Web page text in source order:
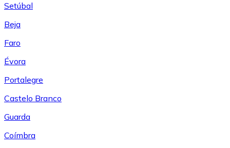
Setúbal
Beja
Faro
Évora
Portalegre
Castelo Branco
Guarda
Coímbra